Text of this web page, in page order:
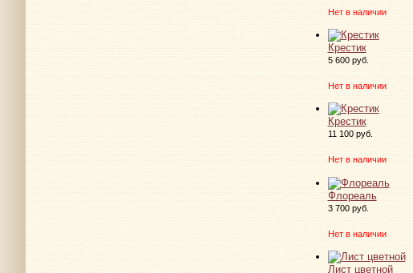
Нет в наличии
Крестик
5 600 руб.
Нет в наличии
Крестик
11 100 руб.
Нет в наличии
Флореаль
3 700 руб.
Нет в наличии
Лист цветной